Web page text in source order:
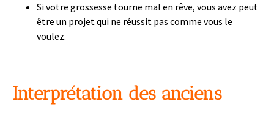
Si votre grossesse tourne mal en rêve, vous avez peut
être un projet qui ne réussit pas comme vous le
voulez.
Interprétation des anciens